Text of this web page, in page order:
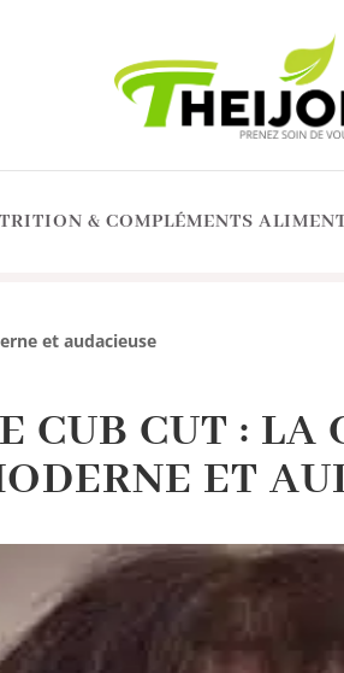
& COMPLÉMENTS
et audacieuse
CUB CUT : LA
ET